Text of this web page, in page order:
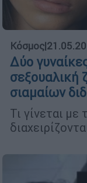
Κόσμος|
Δύο
σεξουαλική
σιαμαίων
Τι γίνεται